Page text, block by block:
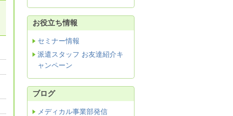
お役立ち情報
セミナー情報
派遣スタッフ お友達紹介キ
ャンペーン
ブログ
メディカル事業部発信